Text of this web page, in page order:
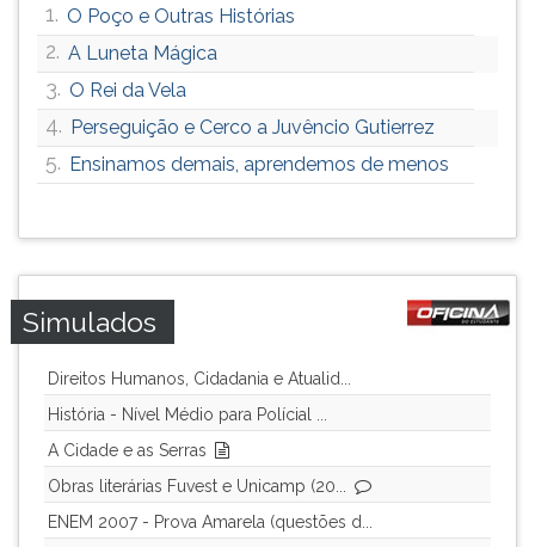
1. O Poço e Outras Histórias
2. A Luneta Mágica
3. O Rei da Vela
4. Perseguição e Cerco a Juvêncio Gutierrez
5. Ensinamos demais, aprendemos de menos
Simulados
Direitos Humanos, Cidadania e Atualid...
História - Nível Médio para Polícial ...
A Cidade e as Serras
Obras literárias Fuvest e Unicamp (20...
ENEM 2007 - Prova Amarela (questões d...